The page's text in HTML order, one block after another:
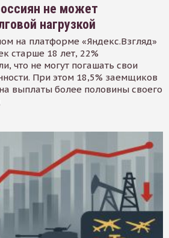
не может
нагрузкой
на платформе «Яндекс.Взгляд»
старше 18 лет, 22%
что не могут погашать свои
При этом 18,5% заемщиков
выплаты более половины своего